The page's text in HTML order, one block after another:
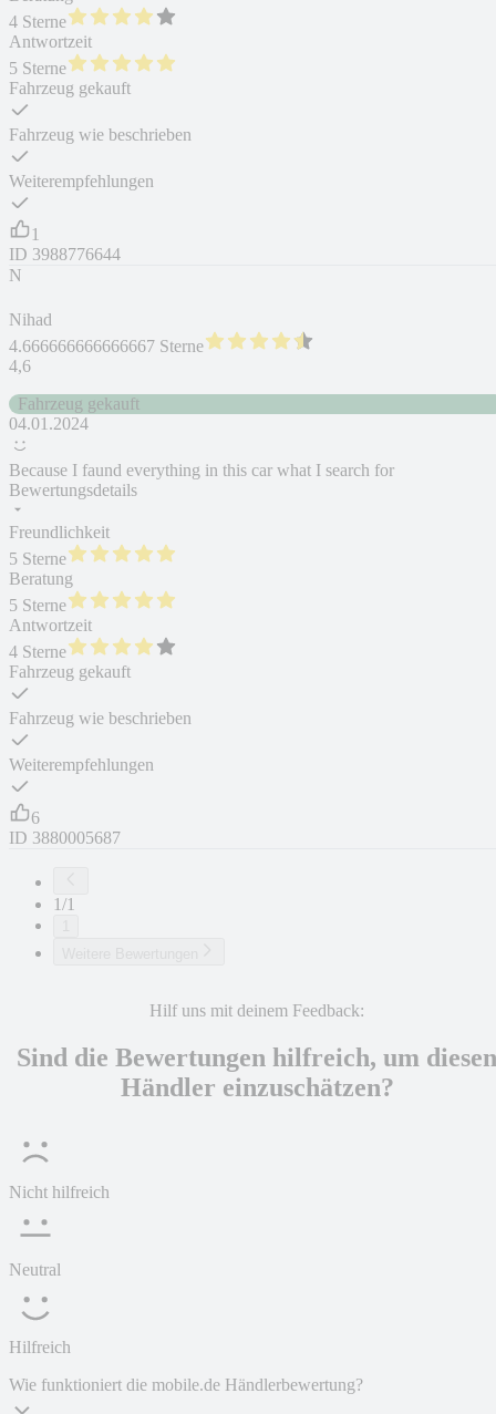
4 Sterne
Antwortzeit
5 Sterne
Fahrzeug gekauft
Fahrzeug wie beschrieben
Weiterempfehlungen
1
ID 3988776644
N
Nihad
4.666666666666667 Sterne
4,6
Fahrzeug gekauft
04.01.2024
Because I faund everything in this car what I search for
Bewertungsdetails
Freundlichkeit
5 Sterne
Beratung
5 Sterne
Antwortzeit
4 Sterne
Fahrzeug gekauft
Fahrzeug wie beschrieben
Weiterempfehlungen
6
ID 3880005687
1/1
Hilf uns mit deinem Feedback:
Sind die Bewertungen hilfreich, um diesen
Händler einzuschätzen?
Nicht hilfreich
Neutral
Hilfreich
Wie funktioniert die mobile.de Händlerbewertung?